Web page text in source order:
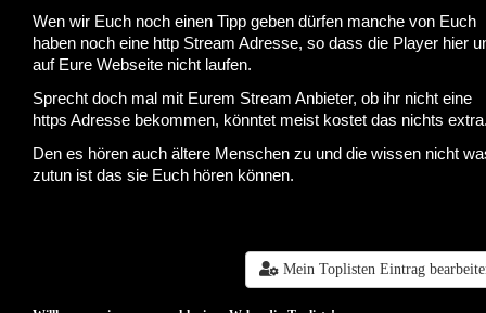
Wen wir Euch noch einen Tipp geben dürfen manche von Euch
haben noch eine http Stream Adresse, so dass die Player hier
auf Eure Webseite nicht laufen.
Sprecht doch mal mit Eurem Stream Anbieter, ob ihr nicht eine
https Adresse bekommen, könntet meist kostet das nichts
Den es hören auch ältere Menschen zu und die wissen nicht
zutun ist das sie Euch hören können.
Mein Toplisten Eintrag